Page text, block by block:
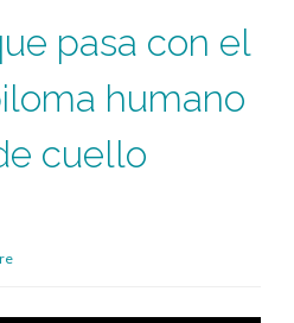
pasa con el
humano
cuello